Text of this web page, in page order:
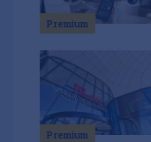
Premium
Premium